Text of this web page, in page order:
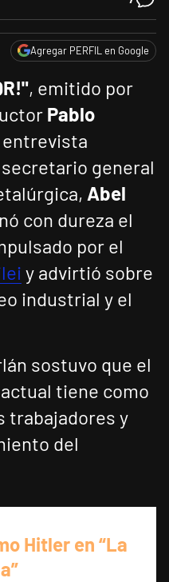
Agregar PERFIL en Google
, emitido por
Pablo
general
Abel
con dureza el
por el
y advirtió sobre
industrial y el
sostuvo que el
tiene como
trabajadores y
del
Hitler en “La